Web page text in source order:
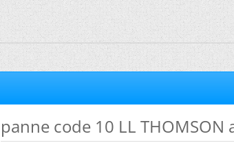
panne code 10 LL THOMSON